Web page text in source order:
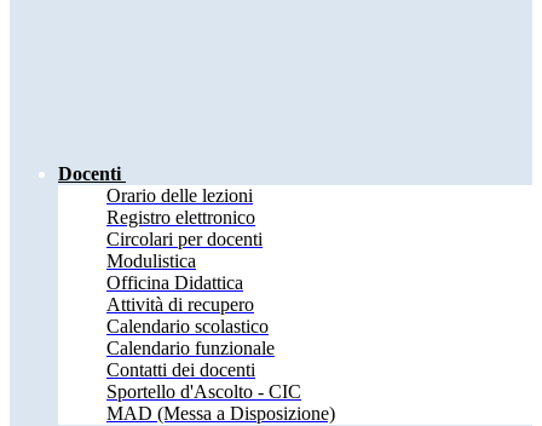
Docenti
Orario delle lezioni
Registro elettronico
Circolari per docenti
Modulistica
Officina Didattica
Attività di recupero
Calendario scolastico
Calendario funzionale
Contatti dei docenti
Sportello d'Ascolto - CIC
MAD (Messa a Disposizione)